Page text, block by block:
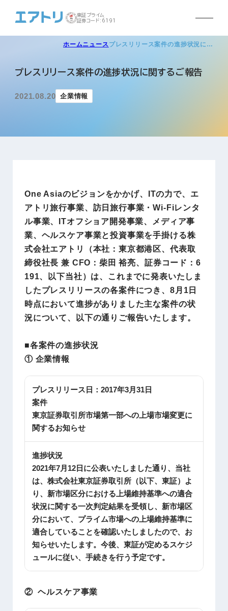
東証プライム
証券コード:6191
ホームニュース プレスリリース案件の進捗状況に…
プレスリリース案件の進捗状況に関するご報告
2021.08.20 企業情報
One Asiaのビジョンをかかげ、ITの力で、エ
アトリ旅行事業、訪日旅行事業・Wi-Fiレンタ
ル事業、ITオフショア開発事業、メディア事
業、ヘルスケア事業と投資事業を手掛ける株
式会社エアトリ（本社：東京都港区、代表取
締役社長 兼 CFO：柴田 裕亮、証券コード：6
191、以下当社）は、これまでに発表いたしま
したプレスリリースの各案件につき、8月1日
時点において進捗がありました主な案件の状
況について、以下の通りご報告いたします。
■各案件の進捗状況
① 企業情報
プレスリリース日： 2017年3月31日
案件
東京証券取引所市場第一部への上場市場変更に
関するお知らせ
進捗状況
2021年7月12日に公表いたしました通り、当社
は、株式会社東京証券取引所（以下、東証）よ
り、新市場区分における上場維持基準への適合
状況に関する一次判定結果を受領し、新市場区
分において、プライム市場への上場維持基準に
適合していることを確認いたしましたので、お
知らせいたします。今後、東証が定めるスケジ
ュールに従い、手続きを行う予定です。
②ヘルスケア事業